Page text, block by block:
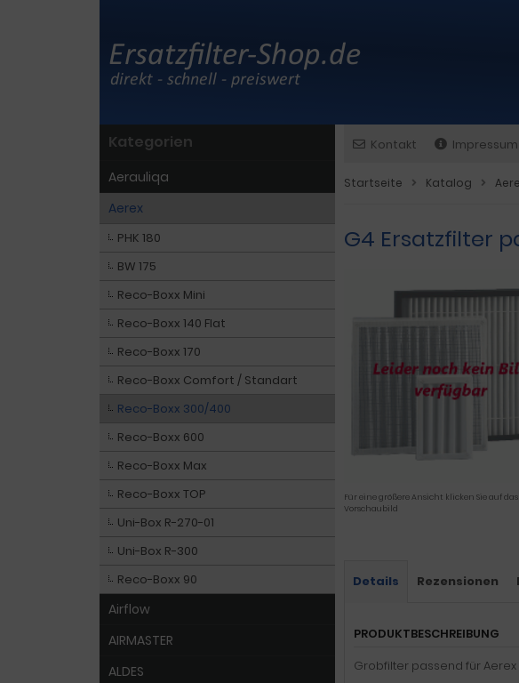
Kontakt Impressum
Startseite Katalog
G4 Ersatzfilter
Für eine größere Ansicht klicken Sie auf das
Vorschaubild
Details Rezensionen
PRODUKTBESCHREIBUNG
Grobfilter passend für
Kategorien
Aerauliqa
Aerex
PHK 180
BW 175
Reco-Boxx Mini
Reco-Boxx 140 Flat
Reco-Boxx 170
Reco-Boxx Comfort / Standart
Reco-Boxx 300/400
Reco-Boxx 600
Reco-Boxx Max
Reco-Boxx TOP
Uni-Box R-270-01
Uni-Box R-300
Reco-Boxx 90
Airflow
AIRMASTER
ALDES